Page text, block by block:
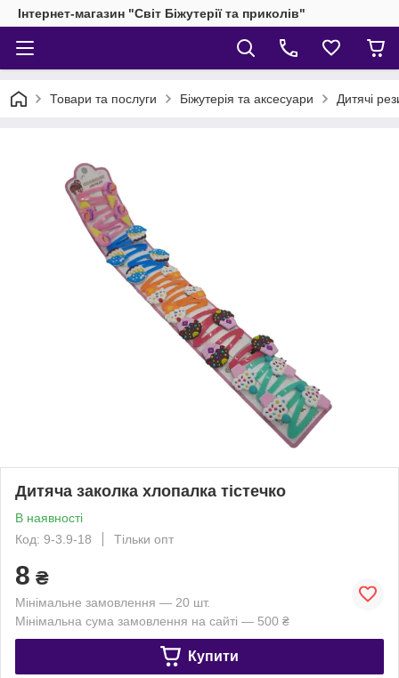
Інтернет-магазин "Світ Біжутерії та приколів"
Товари та послуги Біжутерія та аксесуари Дитячі
Дитяча заколка хлопалка тістечко
В наявності
Код: 9-3.9-18
Тільки опт
8 ₴
Мінімальне замовлення — 20 шт.
Мінімальна сума замовлення на сайті — 500 ₴
Купити